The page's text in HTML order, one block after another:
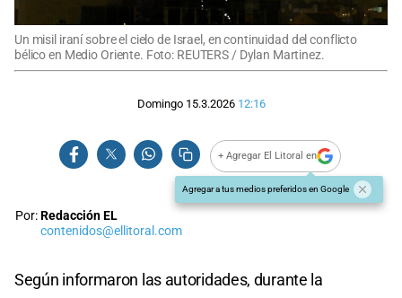
Un misil iraní sobre el cielo de Israel, en continuidad del conflicto
bélico en Medio Oriente. Foto: REUTERS / Dylan Martinez.
Domingo 15.3.2026 12:16
+ Agregar El Litoral en
Agregar a tus medios preferidos en Google
Por:Redacción EL
contenidos@ellitoral.com
Según informaron las autoridades, durante la